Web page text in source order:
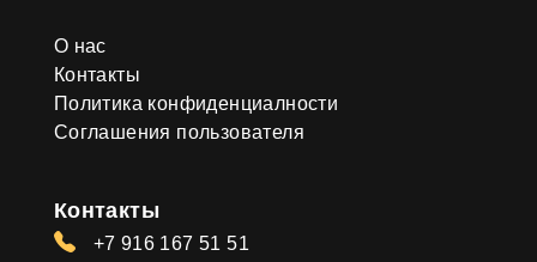
О нас
Контакты
Политика конфиденциалности
Соглашения пользователя
Контакты
+7 916 167 51 51